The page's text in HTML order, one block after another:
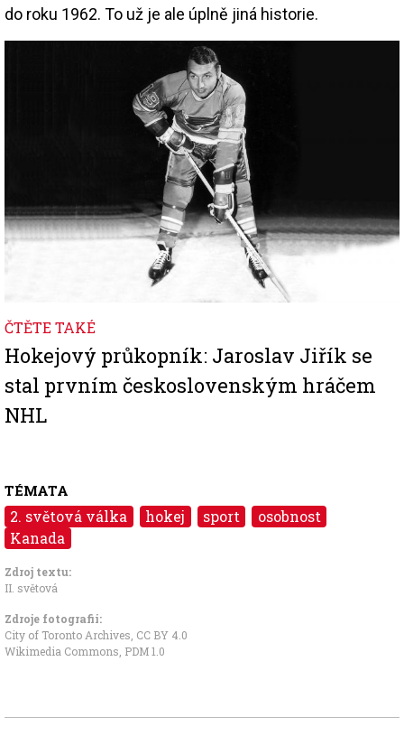
do roku 1962. To už je ale úplně jiná historie.
ČTĚTE TAKÉ
Hokejový průkopník: Jaroslav Jiřík se
stal prvním československým hráčem
NHL
TÉMATA
2. světová válka hokej sport
osobnost
Kanada
Zdroj textu:
II. světová
Zdroje fotografii:
City of Toronto Archives CC BY 4.0
Wikimedia Commons PDM 1.0